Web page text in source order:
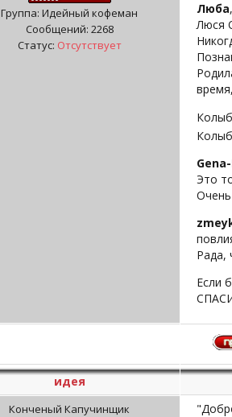
Группа: Идейный кофеман
Сообщений: 2268
Статус: Отсутствует
Люба
Люся
Это
Очень
Рада,
Если
идея
Конченый Капучинщик